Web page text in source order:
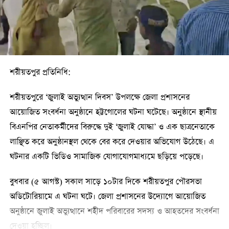
জানা গেছে। অন্যদিকে ছাত্রদলের কর্মী ফয়সাল, রবিন ও তুহিন আহমেদ
আহত হয়েছেন। আহতদের অধিকাংশ স্থানীয়ভাবে চিকিৎসা নিয়েছেন।
সরকারি তোলারাম কলেজের অধ্যক্ষ অধ্যাপক মো. শহীদুল ইসলাম
বলেন, জুলাই গণঅভ্যুত্থান দিবস উপলক্ষে কলেজে অনুষ্ঠান চলছিল।
জানতে পারেন, ছাত্রদল ও ছাত্রশিবিরের মধ্যে সংঘর্ষ হয়েছে। বিষয়টি
প্রশাসনকে জানালে পুলিশ এসে পরিস্থিতি নিয়ন্ত্রণে আনে।
ইসলামী ছাত্রশিবির নারায়ণগঞ্জ মহানগর শাখার সভাপতি অমিত হাসান
অভিযোগ করেন, কলেজের ভেতরে তাদের নেতাকর্মীদের ওপর হামলা
অন্যদিকে তোলারাম কলেজ ছাত্রদলের সভাপতি মনির হোসেন জিয়া
দাবি করেন, ছাত্রশিবিরের হামলায় ছাত্রদলের তুহিন আহমেদ, রবিন ও
ফয়সালসহ কয়েকজন আহত হয়ে নারায়ণগঞ্জ জেনারেল হাসপাতালে
শরীয়তপুর প্রতিনিধি:
শরীয়তপুরে ‘জুলাই অভ্যুত্থান দিবস’ উপলক্ষে জেলা প্রশাসনের
আয়োজিত সংবর্ধনা অনুষ্ঠানে হট্টগোলের ঘটনা ঘটেছে। অনুষ্ঠানে স্থানীয়
বিএনপির নেতাকর্মীদের বিরুদ্ধে দুই ‘জুলাই যোদ্ধা’ ও এক ছাত্রনেতাকে
লাঞ্ছিত করে অনুষ্ঠানস্থল থেকে বের করে দেওয়ার অভিযোগ উঠেছে। এ
ঘটনার একটি ভিডিও সামাজিক যোগাযোগমাধ্যমে ছড়িয়ে পড়েছে।
বুধবার (৫ আগস্ট) সকাল সাড়ে ১০টার দিকে শরীয়তপুর পৌরসভা
অডিটোরিয়ামে এ ঘটনা ঘটে। জেলা প্রশাসনের উদ্যোগে আয়োজিত
অনুষ্ঠানে জুলাই অভ্যুত্থানে শহীদ পরিবারের সদস্য ও আহতদের সংবর্ধনা
দেওয়া হচ্ছিল।